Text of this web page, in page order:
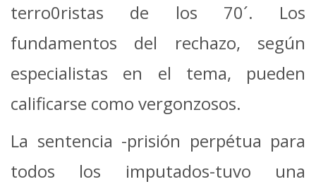
terro0ristas de los 70´. Los
fundamentos del rechazo, según
especialistas en el tema, pueden
calificarse como vergonzosos.
La sentencia -prisión perpétua para
todos los imputados-tuvo una